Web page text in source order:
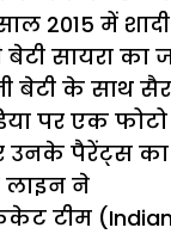
2015 में
सायरा का
के साथ
पर एक फोटो
उनके पैरेंट्स का
लाइन ने
टीम